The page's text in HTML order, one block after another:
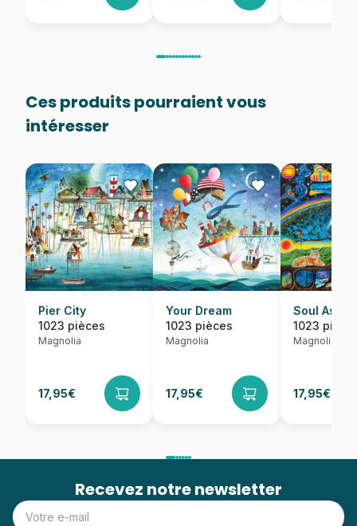
Ces produits pourraient vous
intéresser
Pier City
1023 pièces
Magnolia
17,95€
Your Dream
1023 pièces
Magnolia
17,95€
Soul
1023
Magnolia
17,95€
Recevez notre newsletter